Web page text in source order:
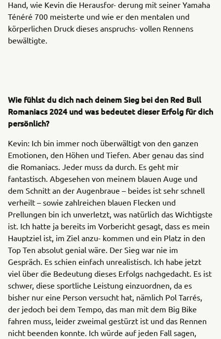
Hand, wie Kevin die Herausfor- derung mit seiner Yamaha
Ténéré 700 meisterte und wie er den mentalen und
körperlichen Druck dieses anspruchs- vollen Rennens
bewältigte.
Wie fühlst du dich nach deinem Sieg bei den Red Bull
Romaniacs 2024 und was bedeutet dieser Erfolg für dich
persönlich?
Kevin: Ich bin immer noch überwältigt von den ganzen
Emotionen, den Höhen und Tiefen. Aber genau das sind
die Romaniacs. Jeder muss da durch. Es geht mir
fantastisch. Abgesehen von meinem blauen Auge und
dem Schnitt an der Augenbraue – beides ist sehr schnell
verheilt – sowie zahlreichen blauen Flecken und
Prellungen bin ich unverletzt, was natürlich das Wichtigste
ist. Ich hatte ja bereits im Vorbericht gesagt, dass es mein
Hauptziel ist, im Ziel anzu- kommen und ein Platz in den
Top Ten absolut genial wäre. Der Sieg war nie im
Gespräch. Es schien einfach unrealistisch. Ich habe jetzt
viel über die Bedeutung dieses Erfolgs nachgedacht. Es ist
schwer, diese sportliche Leistung einzuordnen, da es
bisher nur eine Person versucht hat, nämlich Pol Tarrés,
der jedoch bei dem Tempo, das man mit dem Big Bike
fahren muss, leider zweimal gestürzt ist und das Rennen
nicht beenden konnte. Ich würde auf jeden Fall sagen,